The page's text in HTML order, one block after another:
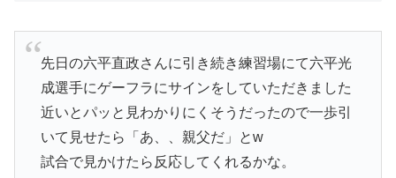
先日の六平直政さんに引き続き練習場にて六平光
成選手にゲーフラにサインをしていただきました
近いとパッと見わかりにくそうだったので一歩引
いて見せたら「あ、、親父だ」とw
試合で見かけたら反応してくれるかな。